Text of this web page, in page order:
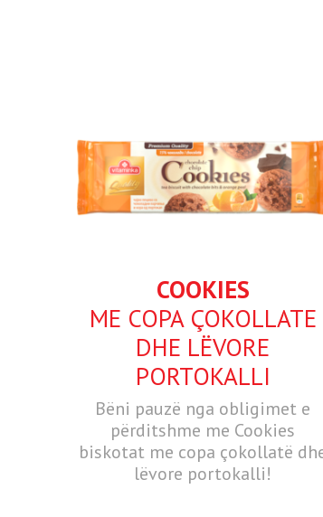
COOKIES
ME COPA ÇOKOLLATE
DHE LËVORE
PORTOKALLI
Bëni pauzë nga obligimet e
përditshme me Cookies
biskotat me copa çokollatë
lëvore portokalli!